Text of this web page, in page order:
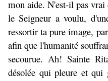
mon aide. N'est-il pas vrai
le Seigneur a voulu,
ressortir ta pure image,
afin que l'humanité
secourue. Ah! Sainte
désolée qui pleure et